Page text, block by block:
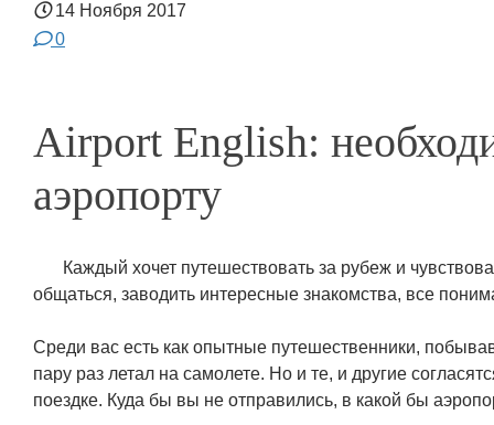
14 Ноября 2017
0
Airport English:
аэропорту
Каждый хочет путешествовать за рубеж и
общаться, заводить интересные знакомства, все
Среди вас есть как опытные путешественники,
пару раз летал на самолете. Но и те, и другие
поездке. Куда бы вы не отправились, в какой бы